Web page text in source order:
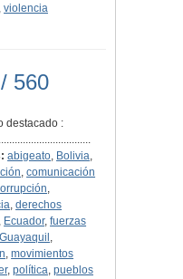
, violencia
560
destacado :
abigeato, Bolivia,
,comunicación
,
,derechos
, Ecuador,fuerzas
Guayaquil ,
,movimientos
, política, pueblos